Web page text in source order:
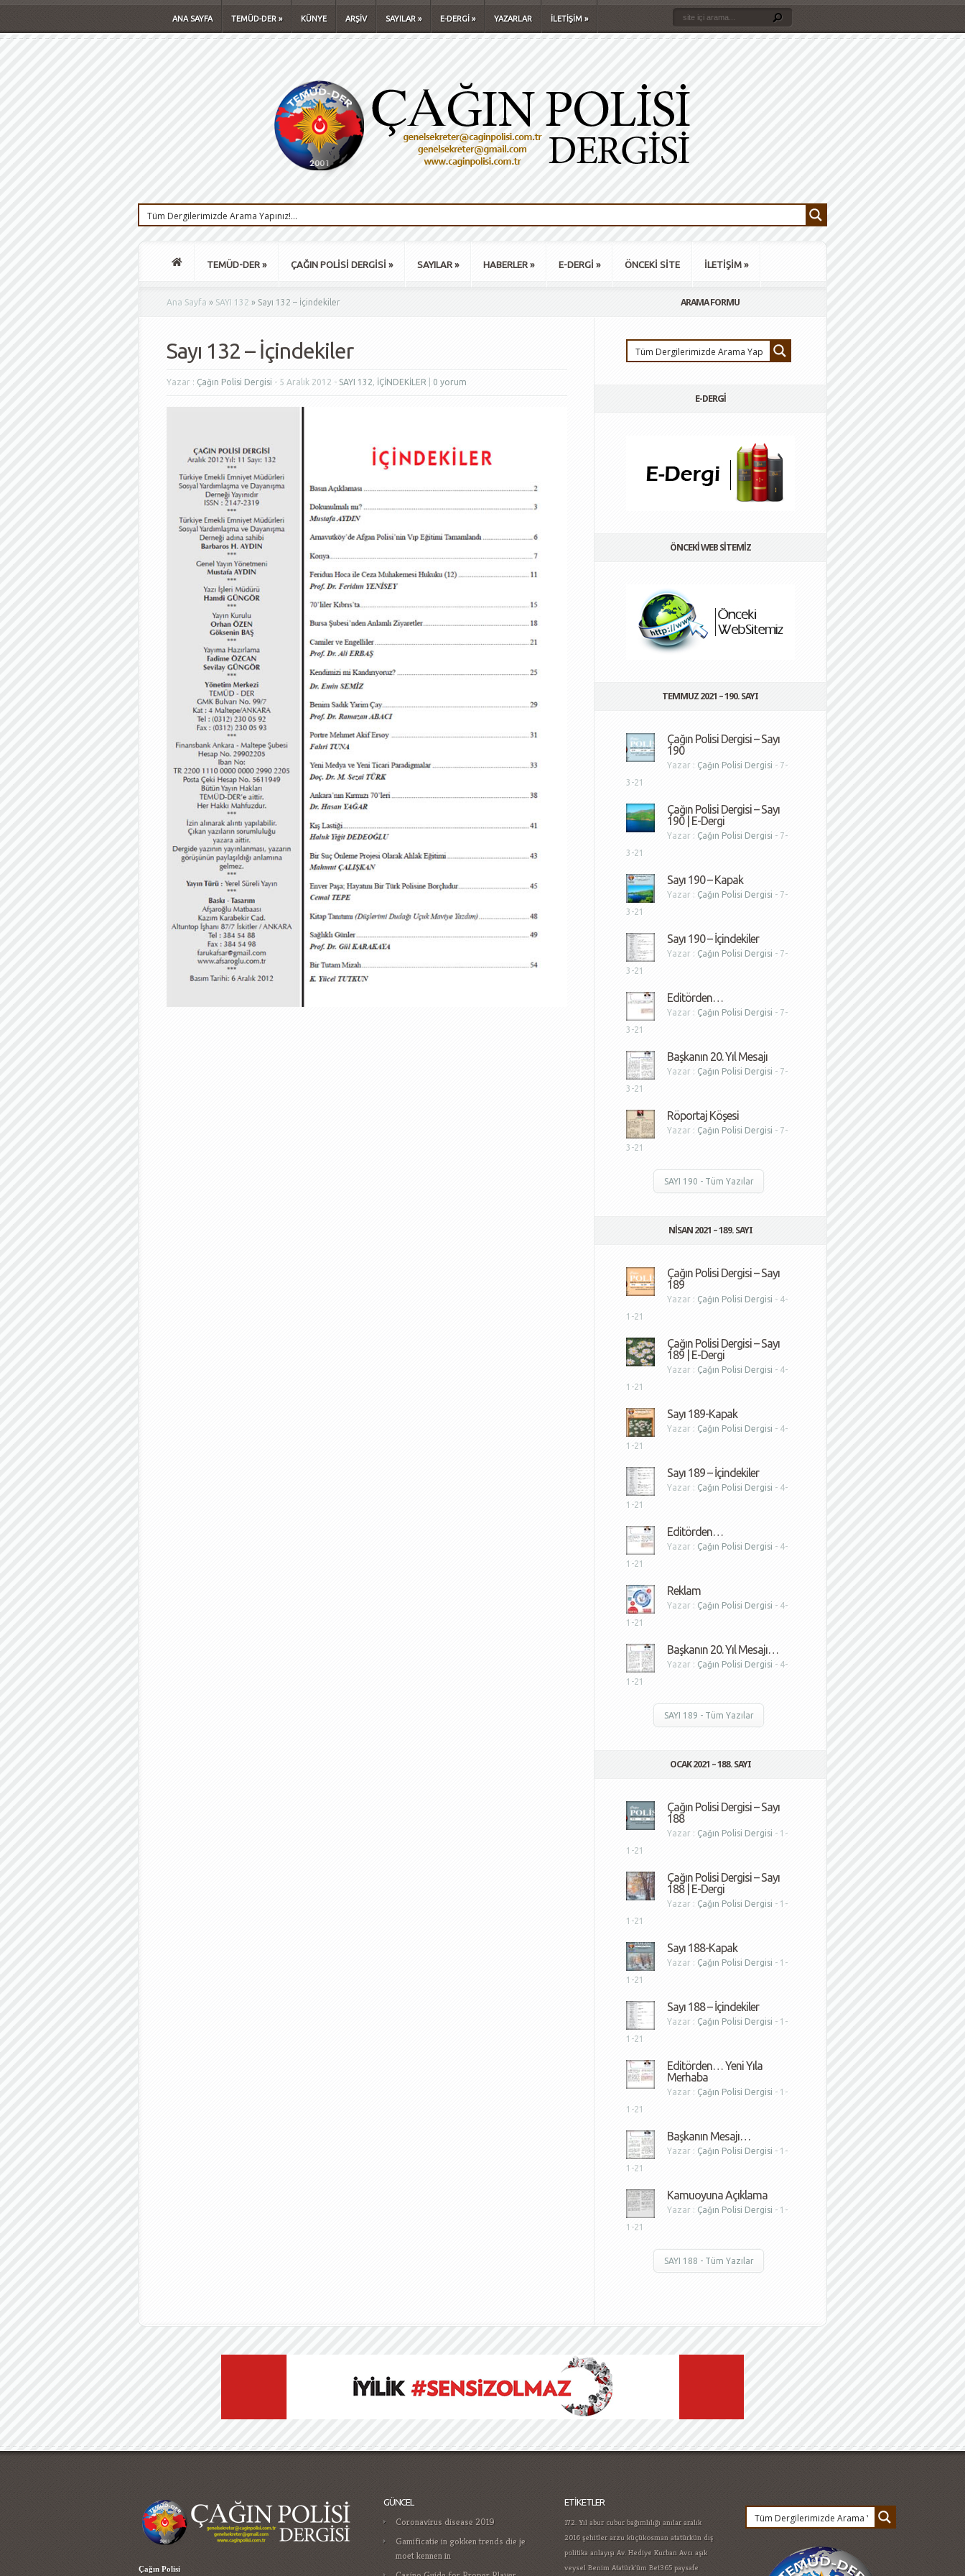
ANA SAYFA TEMÜD-DER » KÜNYE ARŞİV SAYILAR» E-DERGİ » YAZARLAR İLETİŞİM »
TEMÜD-DER » ÇAĞIN POLİSİ DERGİSİ » SAYILAR » HABERLER » E-DERGİ » ÖNCEKİ SİTE İLETİŞİM »
Ana Sayfa » SAYI 132 » Sayı 132 – İçindekiler
Sayı 132 – İçindekiler
Yazar : Çağın Polisi Dergisi - 5 Aralık 2012 - SAYI 132, İÇİNDEKİLER 0 yorum
ARAMA FORMU
E-DERGİ
ÖNCEKİ WEB SİTEMİZ
TEMMUZ 2021 – 190. SAYI
Çağın Polisi Dergisi – Sayı
190
Yazar : Çağın Polisi Dergisi - 7-
3-21
Çağın Polisi Dergisi – Sayı
190 | E-Dergi
Yazar : Çağın Polisi Dergisi - 7-
3-21
Sayı 190 – Kapak
Yazar : Çağın Polisi Dergisi - 7-
3-21
Sayı 190 – İçindekiler
Yazar : Çağın Polisi Dergisi - 7-
3-21
Editörden…
Yazar : Çağın Polisi Dergisi - 7-
3-21
Başkanın 20. Yıl Mesajı
Yazar : Çağın Polisi Dergisi - 7-
3-21
Röportaj Köşesi
Yazar : Çağın Polisi Dergisi - 7-
3-21
SAYI 190 - Tüm Yazılar
NISAN 2021 – 189. SAYI
Çağın Polisi Dergisi – Sayı
189
Yazar : Çağın Polisi Dergisi - 4-
1-21
Çağın Polisi Dergisi – Sayı
189 | E-Dergi
Yazar : Çağın Polisi Dergisi - 4-
1-21
Sayı 189-Kapak
Yazar : Çağın Polisi Dergisi - 4-
1-21
Sayı 189 – İçindekiler
Yazar : Çağın Polisi Dergisi - 4-
1-21
Editörden…
Yazar : Çağın Polisi Dergisi - 4-
1-21
Reklam
Yazar : Çağın Polisi Dergisi - 4-
1-21
Başkanın 20. Yıl Mesajı…
Yazar : Çağın Polisi Dergisi - 4-
1-21
SAYI 189 - Tüm Yazılar
OCAK 2021 – 188. SAYI
Çağın Polisi Dergisi – Sayı
188
Yazar : Çağın Polisi Dergisi - 1-
1-21
Çağın Polisi Dergisi – Sayı
188 | E-Dergi
Yazar : Çağın Polisi Dergisi - 1-
1-21
Sayı 188-Kapak
Yazar : Çağın Polisi Dergisi - 1-
1-21
Sayı 188 – İçindekiler
Yazar : Çağın Polisi Dergisi - 1-
1-21
Editörden… Yeni Yıla
Merhaba
Yazar : Çağın Polisi Dergisi - 1-
1-21
Başkanın Mesajı…
Yazar : Çağın Polisi Dergisi - 1-
1-21
Kamuoyuna Açıklama
Yazar : Çağın Polisi Dergisi - 1-
1-21
SAYI 188 - Tüm Yazılar
Çağın Polisi
GÜNCEL
Coronavirus disease 2019
Gamificatie in gokken trends die je
moet kennen in
ETIKETLER
172. Yıl abur cubur bağımlılığı anılar aralık
2016 şehitler arzu küçükosman atatürkün dış
politika anlayışı Av. Hediye Kurban Avcı aşık
veysel Benim Atatürk'üm Bet365 paysafe